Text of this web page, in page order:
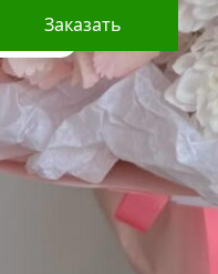
Заказатьопределенных
видов цветов,
времени года, а
также может
быть выше в
и предпраздничных
составе букетов, ценах на
на данном
исключительно для
является публичной
в Статье 437(2)
Российской Федерации.